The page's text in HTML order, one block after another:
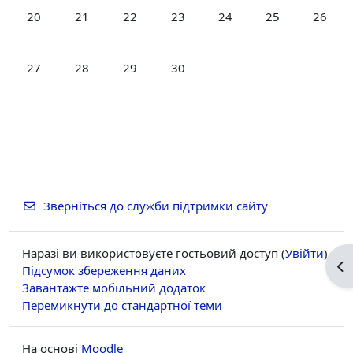
Немає подій, понеділок, 20 квітня
20 Немає подій, вівторок, 21 квітня
21 Немає подій, середа, 22 квітня
22 Немає подій, четвер, 23 квітня
23 Немає подій, пʼятниця,
24 Немає подій,
25 Немає
26
Немає подій, понеділок, 27 квітня
27 Немає подій, вівторок, 28 квітня
28 Немає подій, середа, 29 квітня
29 Немає подій, четвер, 30 квітня
30
Зверніться до служби підтримки сайту
Наразі ви використовуєте гостьовий доступ (Увійти)
Підсумок збереження даних
Завантажте мобільний додаток
Перемикнути до стандартної теми
На основі Moodle